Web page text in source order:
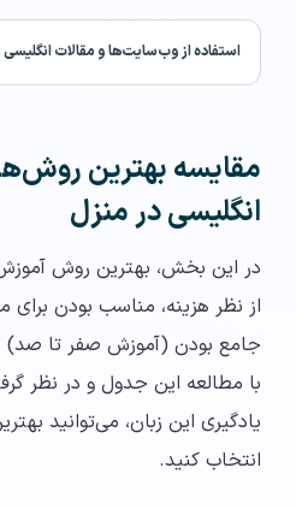
استفاده از وب‌سایت‌ها و مقالات انگلیسی
مقایسه بهترین
انگلیسی در منزل
در این بخش، بهترین روش آموزش
از نظر هزینه، مناسب بودن برای
جامع بودن (آموزش صفر تا صد)
با مطالعه این جدول و در نظر
یادگیری این زبان، می‌توانید
انتخاب کنید.